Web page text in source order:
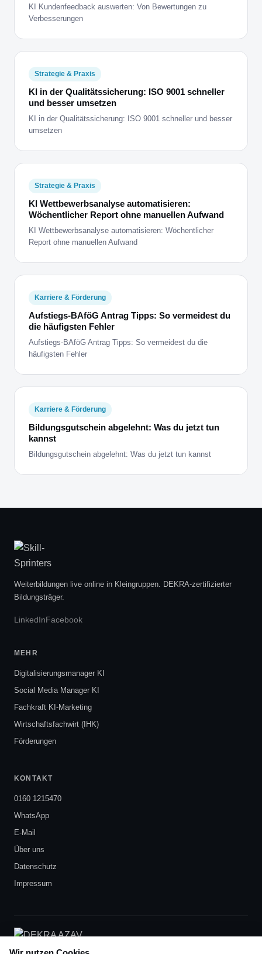
KI Kundenfeedback auswerten: Von Bewertungen zu
Verbesserungen
Strategie & Praxis
KI in der Qualitätssicherung: ISO 9001 schneller
und besser umsetzen
KI in der Qualitätssicherung: ISO 9001 schneller und besser
umsetzen
Strategie & Praxis
KI Wettbewerbsanalyse automatisieren:
Wöchentlicher Report ohne manuellen Aufwand
KI Wettbewerbsanalyse automatisieren: Wöchentlicher
Report ohne manuellen Aufwand
Karriere & Förderung
Aufstiegs-BAföG Antrag Tipps: So vermeidest du
die häufigsten Fehler
Aufstiegs-BAföG Antrag Tipps: So vermeidest du die
häufigsten Fehler
Karriere & Förderung
Bildungsgutschein abgelehnt: Was du jetzt tun
kannst
Bildungsgutschein abgelehnt: Was du jetzt tun kannst
Weiterbildungen live online in Kleingruppen. DEKRA-zertifizierter
Bildungsträger.
LinkedInFacebook
MEHR
Digitalisierungsmanager KI
Social Media Manager KI
Fachkraft KI-Marketing
Wirtschaftsfachwirt (IHK)
Förderungen
KONTAKT
0160 1215470
WhatsApp
E-Mail
Über uns
Datenschutz
Impressum
nach AZAV